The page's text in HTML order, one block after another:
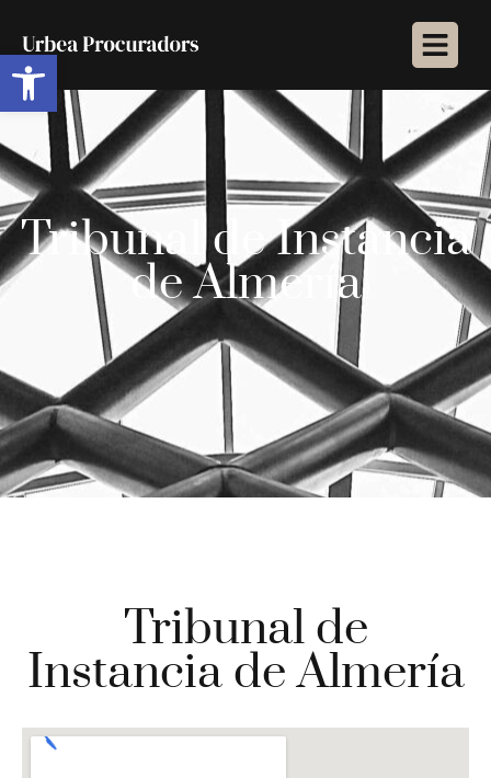
Abrir barra de herramientas
Tribunal de Instancia
de Almería
Tribunal de
Instancia de Almería